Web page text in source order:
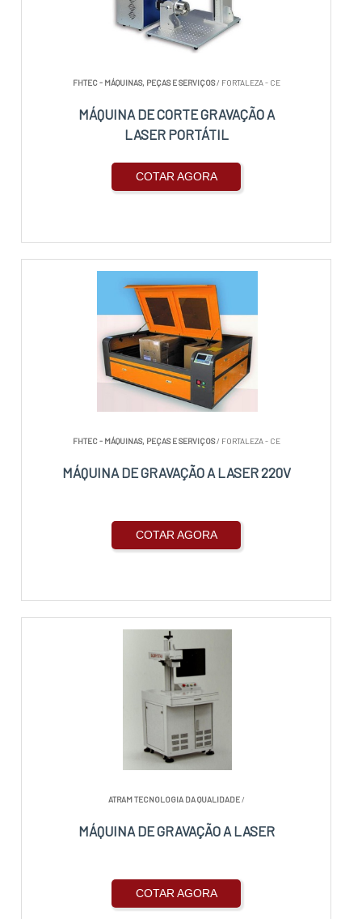
FHTEC - MÁQUINAS, PEÇAS E SERVIÇOS/ FORTALEZA - CE
MÁQUINA DE CORTE GRAVAÇÃO A
LASER PORTÁTIL
COTAR AGORA
FHTEC - MÁQUINAS, PEÇAS E SERVIÇOS/ FORTALEZA - CE
MÁQUINA DE GRAVAÇÃO A LASER 220V
COTAR AGORA
ATRAM TECNOLOGIA DA QUALIDADE/
MÁQUINA DE GRAVAÇÃO A LASER
COTAR AGORA